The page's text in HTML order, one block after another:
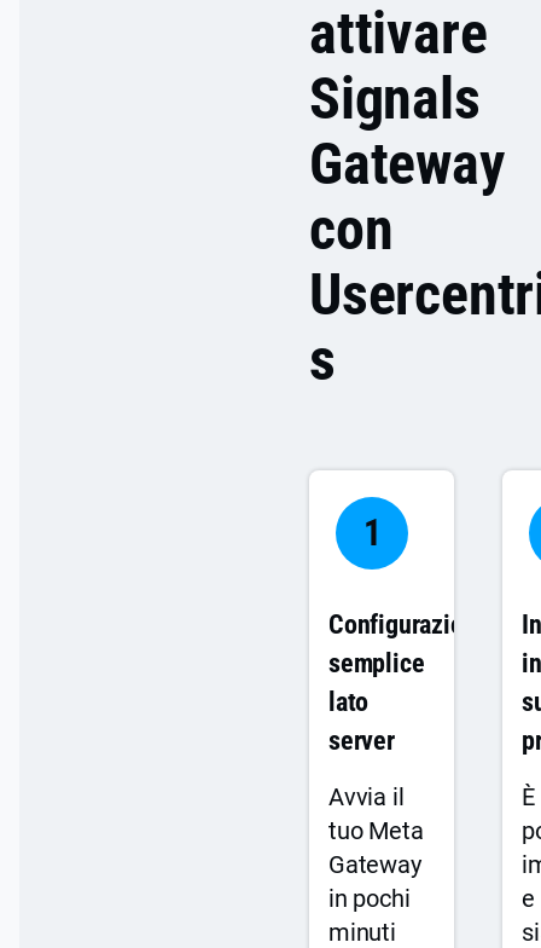
attivare
Signals
Gateway
con
s
1
Configurazione
semplice
lato
server
Avvia il
tuo Meta
Gateway
in pochi
minuti
È
e